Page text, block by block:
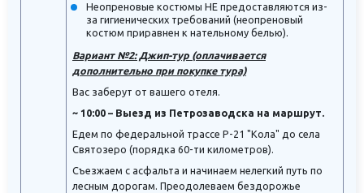
Неопреновые костюмы НЕ предоставляются из-
за гигиенических требований (неопреновый
костюм приравнен к нательному белью).
Вариант №2: Джип-тур (оплачивается
дополнительно при покупке тура)
Вас заберут от вашего отеля.
~ 10:00 – Выезд из Петрозаводска на маршрут.
Едем по федеральной трассе Р-21 "Кола" до села
Святозеро (порядка 60-ти километров).
Съезжаем с асфальта и начинаем нелегкий путь по
лесным дорогам. Преодолеваем бездорожье